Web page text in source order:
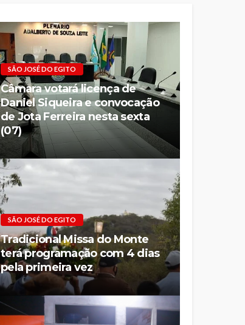
SÃO JOSÉ DO EGITO
Câmara votará licença de
Daniel Siqueira e convocação
de Jota Ferreira nesta sexta
(07)
SÃO JOSÉ DO EGITO
Tradicional Missa do Monte
terá programação com 4 dias
pela primeira vez